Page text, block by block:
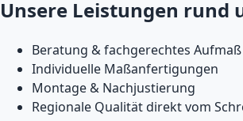
Unsere Leistungen rund
Beratung & fachgerechtes Aufmaß
Individuelle Maßanfertigungen
Montage & Nachjustierung
Regionale Qualität direkt vom